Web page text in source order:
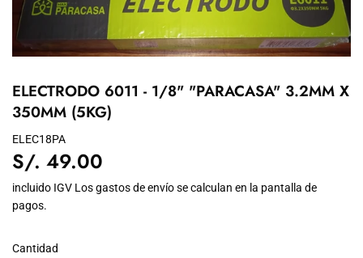
ELECTRODO 6011 - 1/8" "PARACASA" 3.2MM X
350MM (5KG)
ELEC18PA
S/. 49.00
49.00
incluido IGV Losgastos de envíose calculan en la pantalla de
pagos.
Cantidad